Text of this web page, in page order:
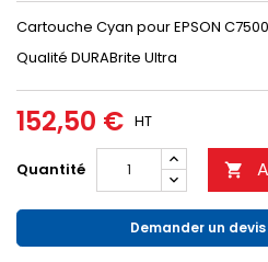
Cartouche Cyan pour EPSON C7500
Qualité DURABrite Ultra
152,50 € HT
Quantité 
Demander un